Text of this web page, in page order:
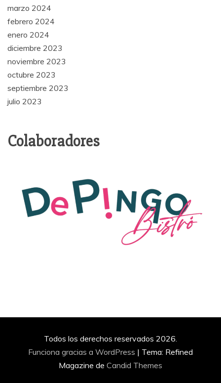
marzo 2024
febrero 2024
enero 2024
diciembre 2023
noviembre 2023
octubre 2023
septiembre 2023
julio 2023
Colaboradores
Todos los derechos reservados 2026.
Funciona gracias a WordPress | Tema: Refined
Magazine de Candid Themes